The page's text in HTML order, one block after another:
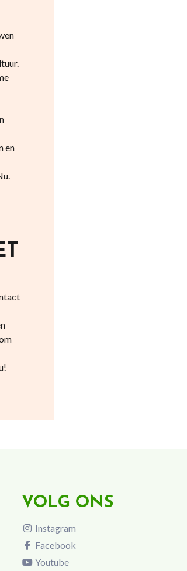
en
VOLG ONS
Instagram
Facebook
Youtube